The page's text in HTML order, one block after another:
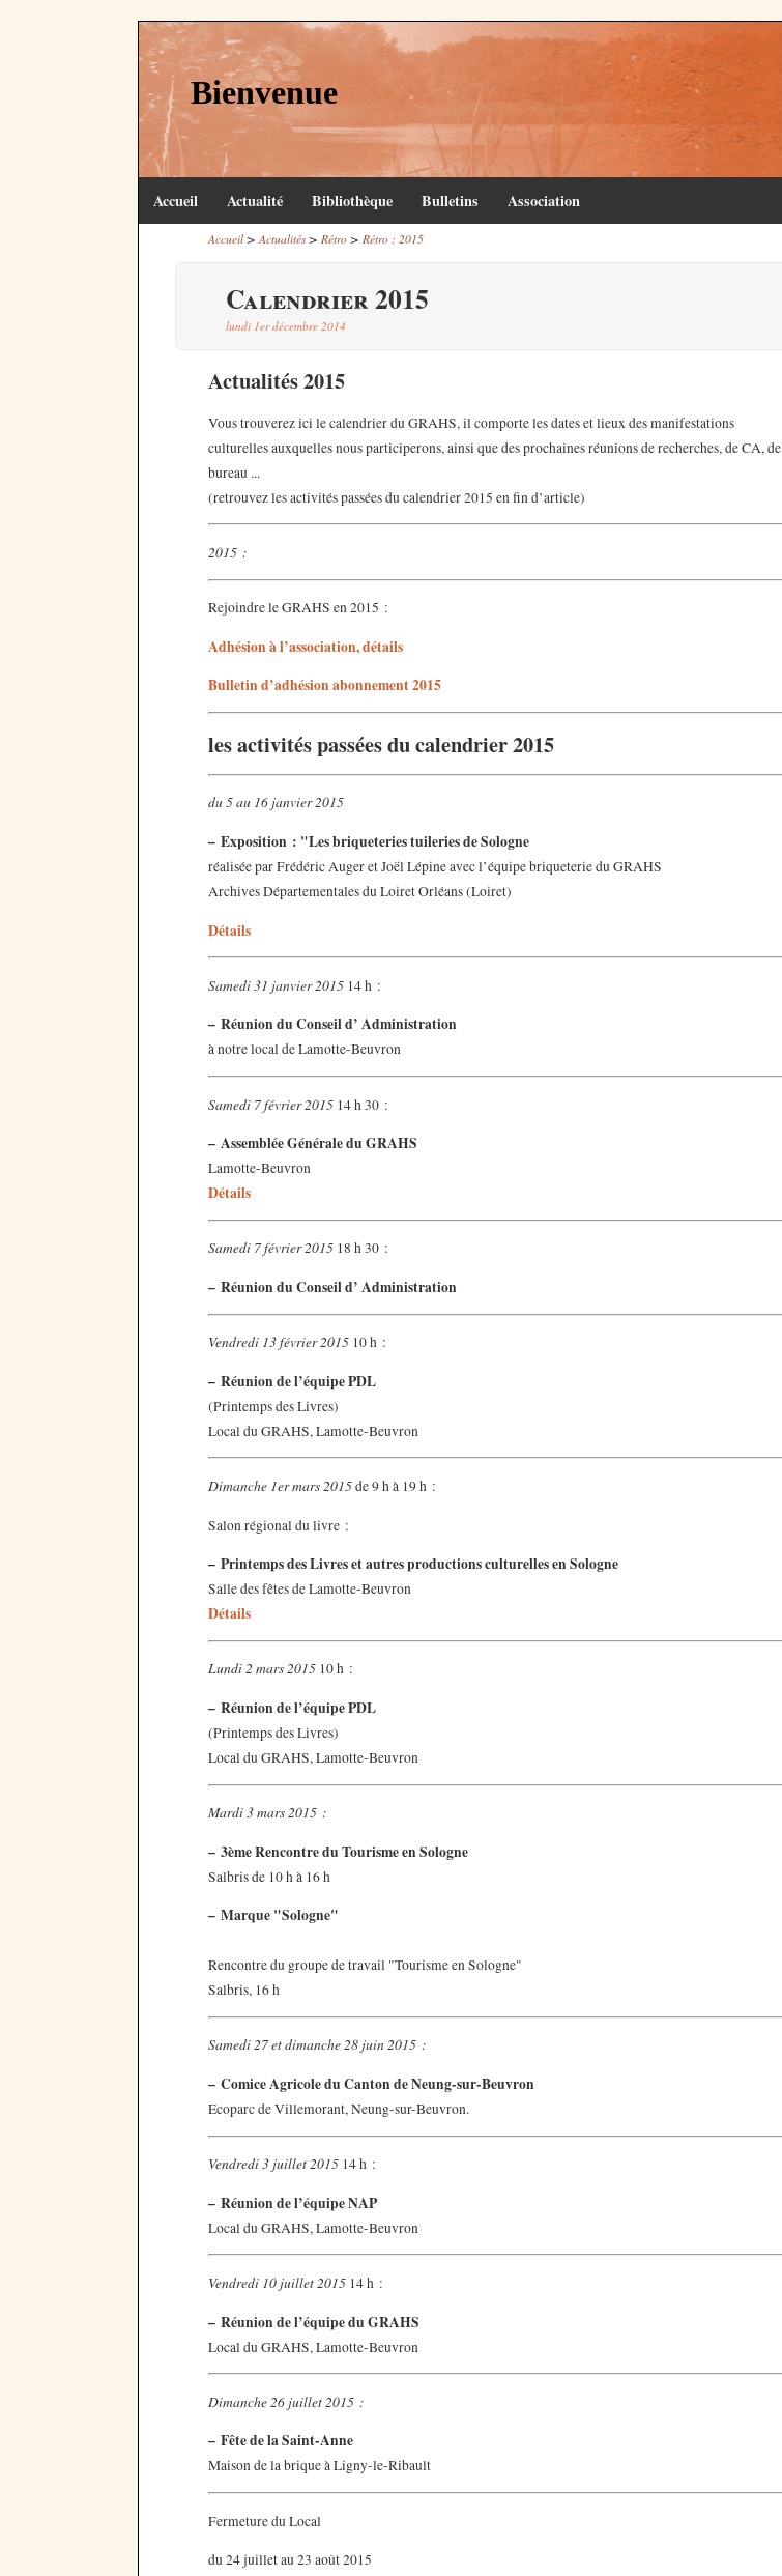
Bienvenue
Accueil Actualité Bibliothèque Bulletins Association
Accueil> Actualités> Rétro> Rétro : 2015
Calendrier 2015
lundi 1er décembre 2014
Actualités 2015
Vous trouverez ici le calendrier du GRAHS, il comporte les dates et lieux des manifestations
culturelles auxquelles nous participerons, ainsi que des prochaines réunions de recherches, de CA, de
bureau ...
(retrouvez les activités passées du calendrier 2015 en fin d’article)
2015 :
Rejoindre le GRAHS en 2015 :
Adhésion à l’association, détails
Bulletin d’adhésion abonnement 2015
les activités passées du calendrier 2015
du 5 au 16 janvier 2015
– Exposition : "Les briqueteries tuileries de Sologne
réalisée par Frédéric Auger et Joël Lépine avec l’équipe briqueterie du GRAHS
Archives Départementales du Loiret Orléans (Loiret)
Détails
Samedi 31 janvier 201514 h :
– Réunion du Conseil d’ Administration
à notre local de Lamotte-Beuvron
Samedi 7 février 201514 h 30 :
– Assemblée Générale du GRAHS
Lamotte-Beuvron
Détails
Samedi 7 février 201518 h 30 :
– Réunion du Conseil d’ Administration
Vendredi 13 février 201510 h :
– Réunion de l’équipe PDL
(Printemps des Livres)
Local du GRAHS, Lamotte-Beuvron
Dimanche 1er mars 2015de 9 h à 19 h :
Salon régional du livre :
– Printemps des Livres et autres productions culturelles en Sologne
Salle des fêtes de Lamotte-Beuvron
Détails
Lundi 2 mars 201510 h :
– Réunion de l’équipe PDL
(Printemps des Livres)
Local du GRAHS, Lamotte-Beuvron
Mardi 3 mars 2015 :
– 3ème Rencontre du Tourisme en Sologne
Salbris de 10 h à 16 h
– Marque "Sologne"
Rencontre du groupe de travail "Tourisme en Sologne"
Salbris, 16 h
Samedi 27 et dimanche 28 juin 2015 :
– Comice Agricole du Canton de Neung-sur-Beuvron
Ecoparc de Villemorant, Neung-sur-Beuvron.
Vendredi 3 juillet 201514 h :
– Réunion de l’équipe NAP
Local du GRAHS, Lamotte-Beuvron
Vendredi 10 juillet 201514 h :
– Réunion de l’équipe du GRAHS
Local du GRAHS, Lamotte-Beuvron
Dimanche 26 juillet 2015 :
– Fête de la Saint-Anne
Maison de la brique à Ligny-le-Ribault
Fermeture du Local
du 24 juillet au 23 août 2015